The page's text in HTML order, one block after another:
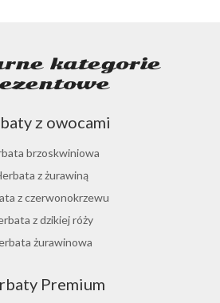
kategorie
z owocami
brzoskwiniowa
z żurawiną
z czerwonokrzewu
z dzikiej róży
żurawinowa
paragwajski
Premium